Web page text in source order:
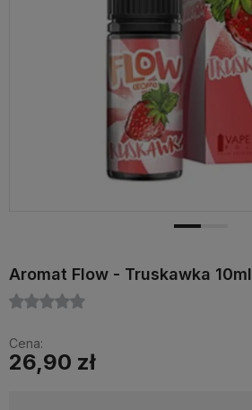
Aromat Flow - Truskawka 10ml
Cena:
26,90 zł